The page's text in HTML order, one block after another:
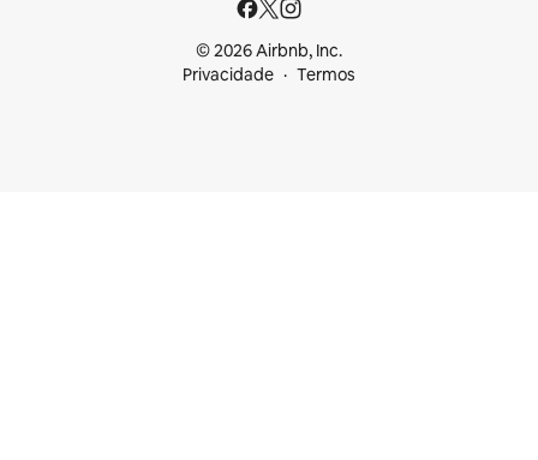
© 2026 Airbnb, Inc.
Privacidade
Termos